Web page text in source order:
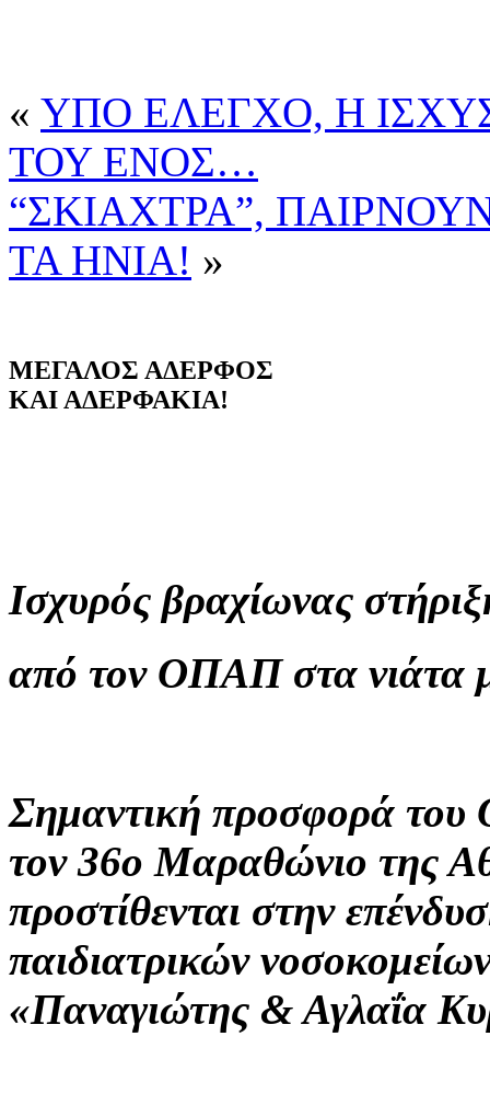
« ΥΠΟ ΕΛΕΓΧΟ, Η
ΤΟΥ ΕΝΟΣ…
“ΣΚΙΑΧΤΡΑ”,
ΤΑ ΗΝΙΑ! »
ΜΕΓΑΛΟΣ ΑΔΕΡΦΟΣ
ΚΑΙ ΑΔΕΡΦΑΚΙΑ!
Ισχυρός βραχίωνας
από τον ΟΠΑΠ στα νιάτα
Σημαντική προσφορά
τον 36ο Μαραθώνιο της
προστίθενται στην
παιδιατρικών
«Παναγιώτης & Αγλαΐα